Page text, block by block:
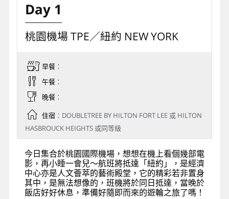
Day 1
桃園機場 TPE／紐約 NEW YORK
早餐：
午餐：
晚餐：
住宿：DOUBLETREE BY HILTON FORT LEE 或 HILTON
HASBROUCK HEIGHTS 或同等級
今日集合於桃園國際機場，想想在機上看個幾部電
影，再小睡一會兒～航班將抵達「紐約」，是經濟
中心亦是人文薈萃的藝術殿堂，它的精彩若非置身
其中，是無法想像的，班機將於同日抵達，當晚於
飯店好好休息，準備好隨即而來的遊輪之旅了嗎！